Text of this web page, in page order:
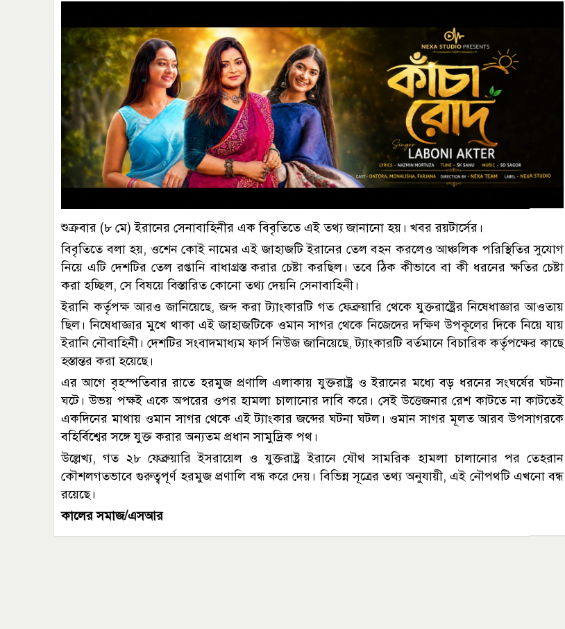
শুক্রবার (৮ মে) ইরানের সেনাবাহিনীর এক বিবৃতিতে এই তথ্য জানানো হয়। খবর রয়টার্সের।
বিবৃতিতে বলা হয়, ওশেন কোই নামের এই জাহাজটি ইরানের তেল বহন করলেও আঞ্চলিক পরিস্থিতির সুযোগ
নিয়ে এটি দেশটির তেল রপ্তানি বাধাগ্রস্ত করার চেষ্টা করছিল। তবে ঠিক কীভাবে বা কী ধরনের ক্ষতির চেষ্টা
করা হচ্ছিল, সে বিষয়ে বিস্তারিত কোনো তথ্য দেয়নি সেনাবাহিনী।
ইরানি কর্তৃপক্ষ আরও জানিয়েছে, জব্দ করা ট্যাংকারটি গত ফেব্রুয়ারি থেকে যুক্তরাষ্ট্রের নিষেধাজ্ঞার আওতায়
ছিল। নিষেধাজ্ঞার মুখে থাকা এই জাহাজটিকে ওমান সাগর থেকে নিজেদের দক্ষিণ উপকূলের দিকে নিয়ে যায়
ইরানি নৌবাহিনী। দেশটির সংবাদমাধ্যম ফার্স নিউজ জানিয়েছে, ট্যাংকারটি বর্তমানে বিচারিক কর্তৃপক্ষের কাছে
হস্তান্তর করা হয়েছে।
এর আগে বৃহস্পতিবার রাতে হরমুজ প্রণালি এলাকায় যুক্তরাষ্ট্র ও ইরানের মধ্যে বড় ধরনের সংঘর্ষের ঘটনা
ঘটে। উভয় পক্ষই একে অপরের ওপর হামলা চালানোর দাবি করে। সেই উত্তেজনার রেশ কাটতে না কাটতেই
একদিনের মাথায় ওমান সাগর থেকে এই ট্যাংকার জব্দের ঘটনা ঘটল। ওমান সাগর মূলত আরব উপসাগরকে
বহির্বিশ্বের সঙ্গে যুক্ত করার অন্যতম প্রধান সামুদ্রিক পথ।
উল্লেখ্য, গত ২৮ ফেব্রুয়ারি ইসরায়েল ও যুক্তরাষ্ট্র ইরানে যৌথ সামরিক হামলা চালানোর পর তেহরান
কৌশলগতভাবে গুরুত্বপূর্ণ হরমুজ প্রণালি বন্ধ করে দেয়। বিভিন্ন সূত্রের তথ্য অনুযায়ী, এই নৌপথটি এখনো বন্ধ
রয়েছে।
কালের সমাজ/এসআর